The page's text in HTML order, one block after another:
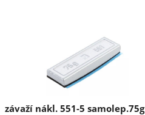
závaží nákl. 551-5 samolep.75g